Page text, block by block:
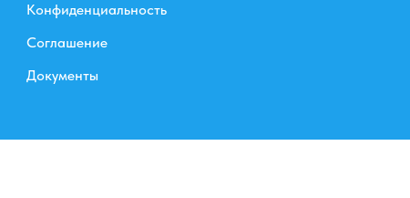
Конфиденциальность
Соглашение
Документы